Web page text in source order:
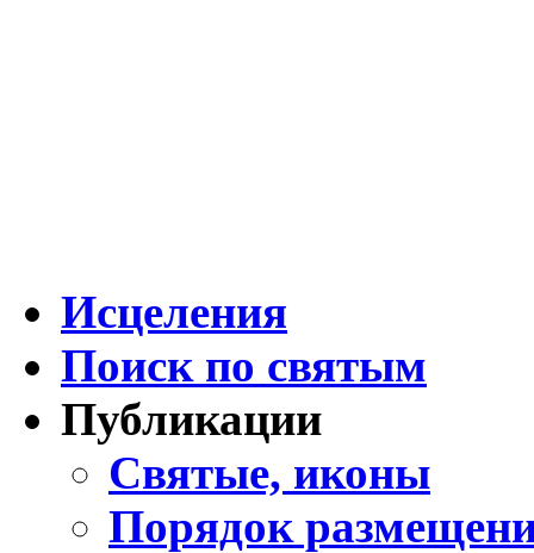
Исцеления
Поиск по святым
Публикации
Святые, иконы
Порядок